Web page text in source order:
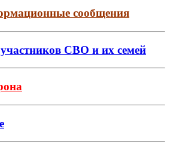
сообщения
СВО и их семей